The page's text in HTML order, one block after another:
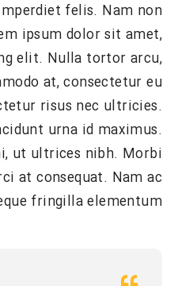
felis. Nam non
ipsum dolor sit amet,
elit. Nulla tortor arcu,
at, consectetur eu
risus nec ultricies.
urna id maximus.
ut ultrices nibh. Morbi
at consequat. Nam ac
fringilla elementum.